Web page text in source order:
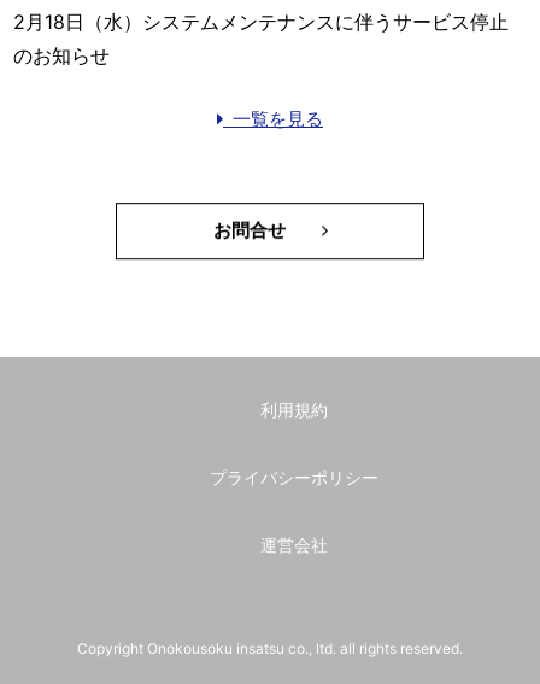
2月18日（水）システムメンテナンスに伴うサービス停止
のお知らせ
一覧を見る
利用規約
プライバシーポリシー
運営会社
Copyright Onokousoku insatsu co., ltd. all rights reserved.